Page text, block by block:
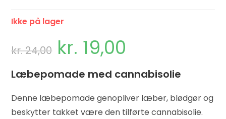
Ikke på lager
kr.24,00 kr. 19,00
Læbepomade med cannabisolie
Denne læbepomade genopliver læber, blødgør og
beskytter takket være den tilførte cannabisolie.